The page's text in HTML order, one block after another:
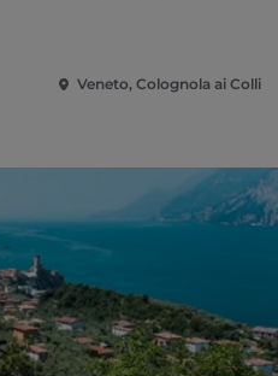
Veneto, Colognola ai Colli